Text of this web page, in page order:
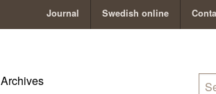
Journal Swedish online
Archives